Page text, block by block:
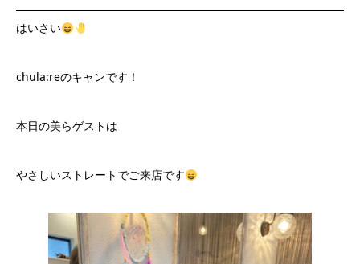
はいさい
chula:reのキャンです！
本日の美らゲストは
やさしいストレートでご来店です